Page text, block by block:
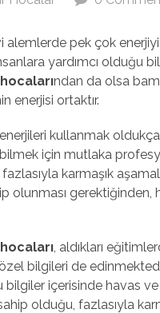
alemlerde pek çok enerjiyi
yardımcı olduğu
ndan da olsa
enerjisi ortaktır.
kullanmak
için mutlaka
karmaşık
olunması
, aldıkları
bilgileri de
içerisinde havas
olduğu, fazlasıyla